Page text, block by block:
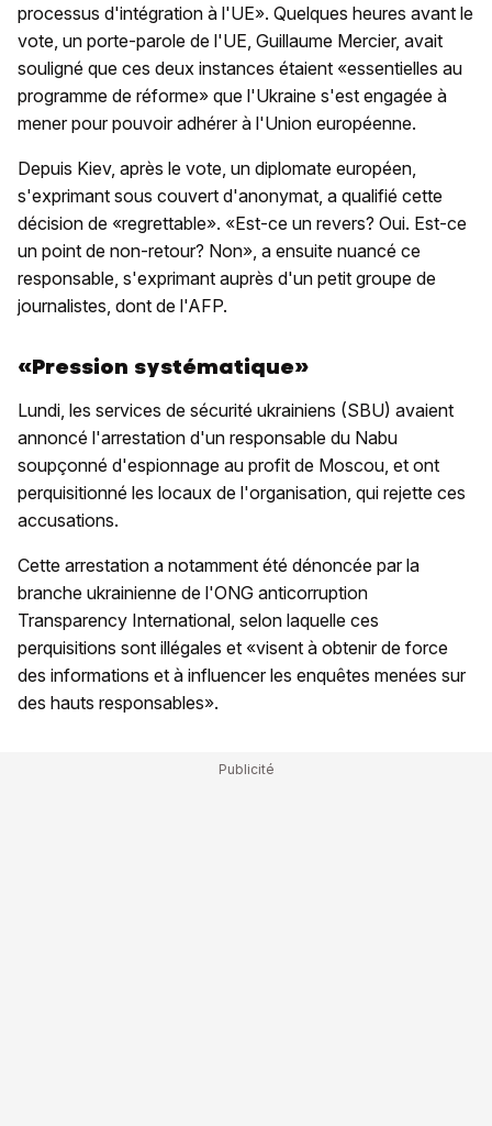
processus d'intégration à l'UE». Quelques heures avant le
vote, un porte-parole de l'UE, Guillaume Mercier, avait
souligné que ces deux instances étaient «essentielles au
programme de réforme» que l'Ukraine s'est engagée à
mener pour pouvoir adhérer à l'Union européenne.
Depuis Kiev, après le vote, un diplomate européen,
s'exprimant sous couvert d'anonymat, a qualifié cette
décision de «regrettable». «Est-ce un revers? Oui. Est-ce
un point de non-retour? Non», a ensuite nuancé ce
responsable, s'exprimant auprès d'un petit groupe de
journalistes, dont de l'AFP.
«Pression systématique»
Lundi, les services de sécurité ukrainiens (SBU) avaient
annoncé l'arrestation d'un responsable du Nabu
soupçonné d'espionnage au profit de Moscou, et ont
perquisitionné les locaux de l'organisation, qui rejette ces
accusations.
Cette arrestation a notamment été dénoncée par la
branche ukrainienne de l'ONG anticorruption
Transparency International, selon laquelle ces
perquisitions sont illégales et «visent à obtenir de force
des informations et à influencer les enquêtes menées sur
des hauts responsables».